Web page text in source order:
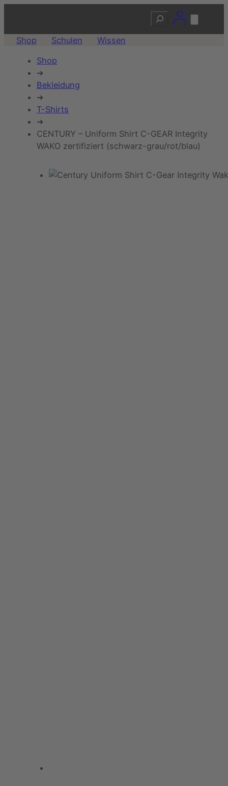
Suchen
Shop Schulen Wissen
Shop
➔
Bekleidung
➔
T-Shirts
➔
CENTURY – Uniform Shirt C-GEAR Integrity
WAKO zertifiziert (schwarz-grau/rot/blau)